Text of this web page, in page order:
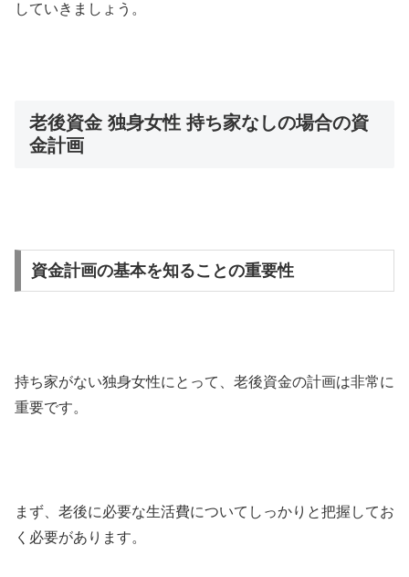
していきましょう。
老後資金 独身女性 持ち家なしの場合の資
金計画
資金計画の基本を知ることの重要性
持ち家がない独身女性にとって、老後資金の計画は非常に
重要です。
まず、老後に必要な生活費についてしっかりと把握してお
く必要があります。